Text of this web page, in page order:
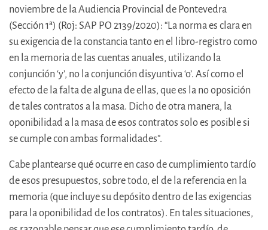
noviembre de la Audiencia Provincial de Pontevedra
(Sección 1ª) (Roj: SAP PO 2139/2020): “La norma es clara en
su exigencia de la constancia tanto en el libro-registro como
en la memoria de las cuentas anuales, utilizando la
conjunción ‘y’, no la conjunción disyuntiva ‘o’. Así como el
efecto de la falta de alguna de ellas, que es la no oposición
de tales contratos a la masa. Dicho de otra manera, la
oponibilidad a la masa de esos contratos solo es posible si
se cumple con ambas formalidades”.
Cabe plantearse qué ocurre en caso de cumplimiento tardío
de esos presupuestos, sobre todo, el de la referencia en la
memoria (que incluye su depósito dentro de las exigencias
para la oponibilidad de los contratos). En tales situaciones,